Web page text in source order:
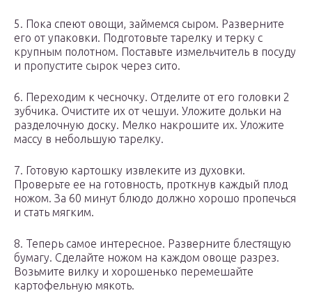
5. Пока спеют овощи, займемся сыром. Разверните
его от упаковки. Подготовьте тарелку и терку с
крупным полотном. Поставьте измельчитель в посуду
и пропустите сырок через сито.
6. Переходим к чесночку. Отделите от его головки 2
зубчика. Очистите их от чешуи. Уложите дольки на
разделочную доску. Мелко накрошите их. Уложите
массу в небольшую тарелку.
7. Готовую картошку извлеките из духовки.
Проверьте ее на готовность, проткнув каждый плод
ножом. За 60 минут блюдо должно хорошо пропечься
и стать мягким.
8. Теперь самое интересное. Разверните блестящую
бумагу. Сделайте ножом на каждом овоще разрез.
Возьмите вилку и хорошенько перемешайте
картофельную мякоть.